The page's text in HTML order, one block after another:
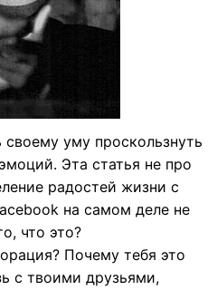
своему уму проскользнуть
Эта статья не про
радостей жизни с
на самом деле не
что это?
Почему тебя это
с твоими друзьями,